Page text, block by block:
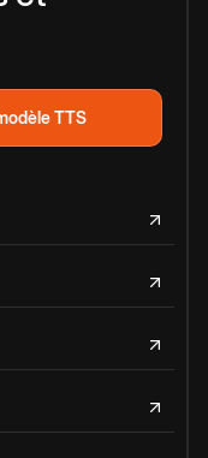
TTS